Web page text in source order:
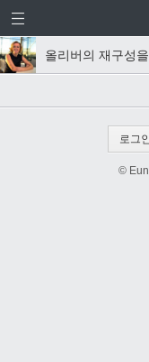
올리버의 재구성
로그인
©